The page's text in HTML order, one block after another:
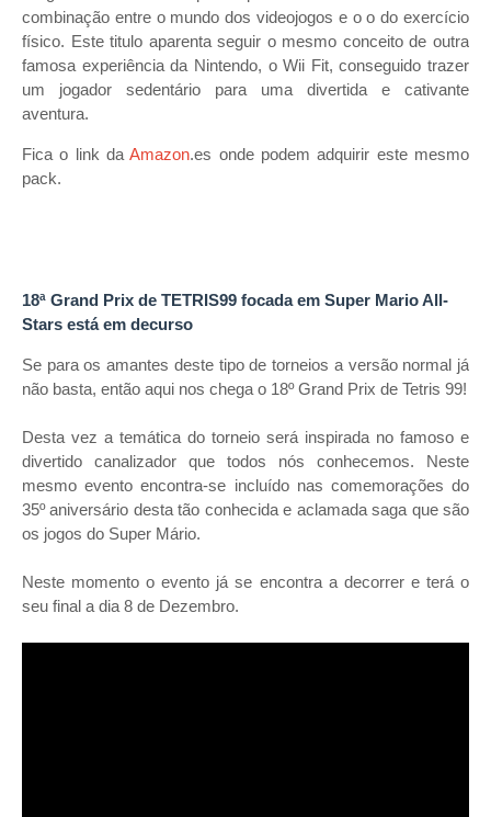
combinação entre o mundo dos videojogos e o o do exercício
físico. Este titulo aparenta seguir o mesmo conceito de outra
famosa experiência da Nintendo, o Wii Fit, conseguido trazer
um jogador sedentário para uma divertida e cativante
aventura.
Fica o link daAmazon.es onde podem adquirir este mesmo
pack.
18ª Grand Prix de TETRIS99 focada em Super Mario All-
Stars está em decurso
Se para os amantes deste tipo de torneios a versão normal já
não basta, então aqui nos chega o 18º Grand Prix de Tetris 99!
Desta vez a temática do torneio será inspirada no famoso e
divertido canalizador que todos nós conhecemos. Neste
mesmo evento encontra-se incluído nas comemorações do
35º aniversário desta tão conhecida e aclamada saga que são
os jogos do Super Mário.
Neste momento o evento já se encontra a decorrer e terá o
seu final a dia 8 de Dezembro.